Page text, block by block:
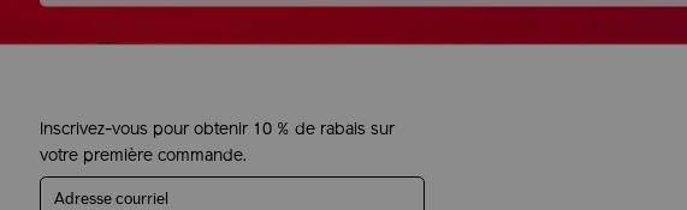
Inscrivez-vous pour obtenir 10 % de rabais sur
votre première commande.
Adresse courriel